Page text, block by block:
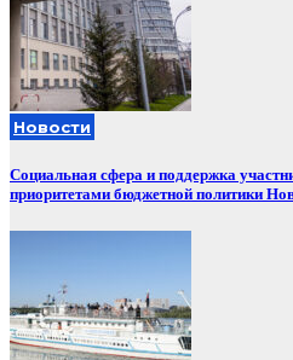
Новости
Социальная сфера и поддержка
приоритетами бюджетной политики